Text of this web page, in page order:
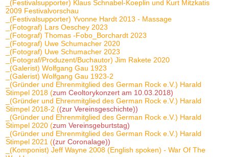
_(Festivalsupporter) Klaus Schnabel-Koeplin und Kurt Mitzkatis
2009 Festivalvorschau
_(Festivalsupporter) Yvonne Hardt 2013 - Massage
_(Fotograf) Lars Oeschey 2023
_(Fotograf) Thomas -Fobo_Borchardt 2023
_(Fotograf) Uwe Schumacher 2020
_(Fotograf) Uwe Schumacher 2023
_(Fotograf/Produzent/Buchautor) Jim Rakete 2020
_(Galerist) Wolfgang Gau 1923
_(Galerist) Wolfgang Gau 1923-2
_(Gründer und Ehrenmitglied des German Rock e.V.) Harald
Stimpel 2018 (zum Ceoltorykonzert am 10.03.2018)
_(Gründer und Ehrenmitglied des German Rock e.V.) Harald
Stimpel 2018-2 ((zur Vereinsgeschichte))
_(Gründer und Ehrenmitglied des German Rock e.V.) Harald
Stimpel 2020 (zum Vereinsgeburtstag)
_(Gründer und Ehrenmitglied des German Rock e.V.) Harald
Stimpel 2021 ((zur Coronalage))
_(Komponist) Jeff Wayne 2008 (English spoken) - War Of The